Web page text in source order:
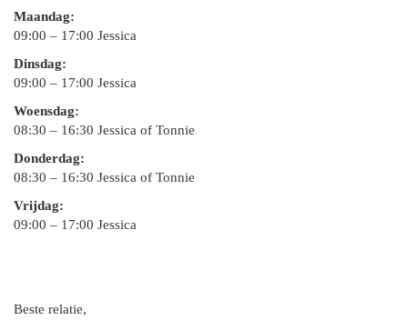
Maandag:
09:00 – 17:00 Jessica
Dinsdag:
09:00 – 17:00 Jessica
Woensdag:
08:30 – 16:30 Jessica of Tonnie
Donderdag:
08:30 – 16:30 Jessica of Tonnie
Vrijdag:
09:00 – 17:00 Jessica
Beste relatie,